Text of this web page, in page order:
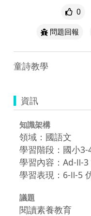
0
問題回報
童詩教學
資訊
知識架構
領域：國語文
學習階段：國小3-
學習內容：Ad-Ⅱ-3
學習表現：6-Ⅱ-5
議題
閱讀素養教育